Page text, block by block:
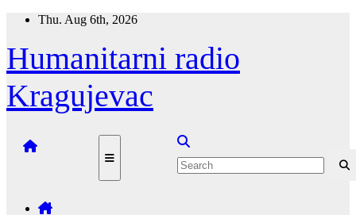
Skip
content
Thu. Aug 6th, 2026
Humanitarni radio
Kragujevac